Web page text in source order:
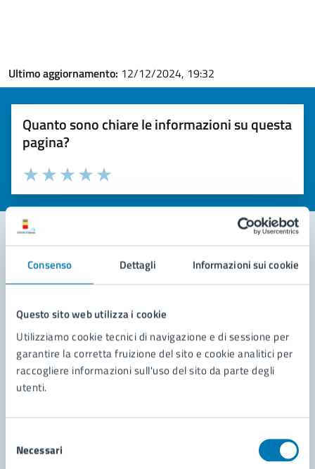
Consenso Dettagli Informazioni sui cookie
Questo sito web utilizza i cookie
Utilizziamo cookie tecnici di navigazione e di sessione per
garantire la corretta fruizione del sito e cookie analitici per
raccogliere informazioni sull'uso del sito da parte degli
utenti.
delNecessari
Ultimo aggiornamento: 12/12/2024, 19:32
Quanto sono chiare le informazioni su questa
pagina?
Valuta la chiarezza delle informazioni (da 1 a 5 stelle)
Seleziona il numero di stelle per valutare la chiarezza delle
Valuta 5 stelle su 5
Valuta 4 stelle su 5
Valuta 3 stelle su 5
Valuta 2 stelle su 5
Valuta 1 stelle su 5
Contatta il comune
Richiedi assistenza
Prenota appuntamento
Problemi in città